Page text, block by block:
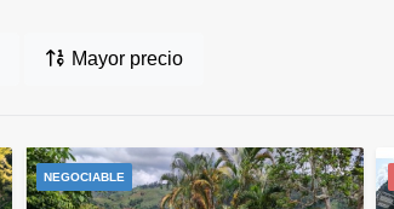
Mayor precio
NEGOCIABLE